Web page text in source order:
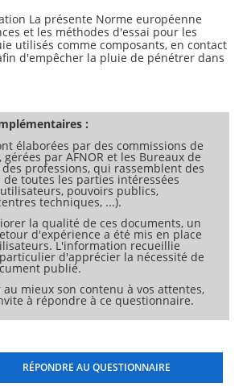
La présente Norme européenne
et les méthodes d'essai pour les
utilisés comme composants, en contact
d'empêcher la pluie de pénétrer dans
de conduits système ou les autres
de fumée, tels que les terminaux,
par la présente Norme européenne.
pluie qui n'ont pas la même ouverture
ou qui n'ont pas au moins les mêmes
les côtés opposés ne sont pas couverts
européenne. " Elle spécifie
pour le marquage, les instructions
sur le produit et d'attestation
constance des performances (EVCP) .
pluie conformes à la présente norme
conduits de fumée fonctionnant en
:
élaborées par des commissions de
par AFNOR et les Bureaux de
professions, qui rassemblent des
toutes les parties intéressées
pouvoirs publics,
techniques, ...).
la qualité de ces documents, un
d'expérience a été mis en place
L'information recueillie
d'apprécier la nécessité de
publié.
mieux son contenu à vos attentes,
à répondre à ce questionnaire.
RÉPONDRE AU QUESTIONNAIRE